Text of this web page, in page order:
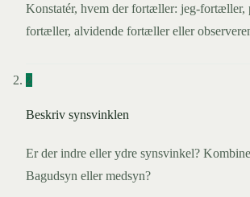
Konstatér, hvem der fortæller: jeg-fortæller,
fortæller, alvidende fortæller eller
2
Beskriv synsvinklen
Er der indre eller ydre synsvinkel?
Bagudsyn eller medsyn?